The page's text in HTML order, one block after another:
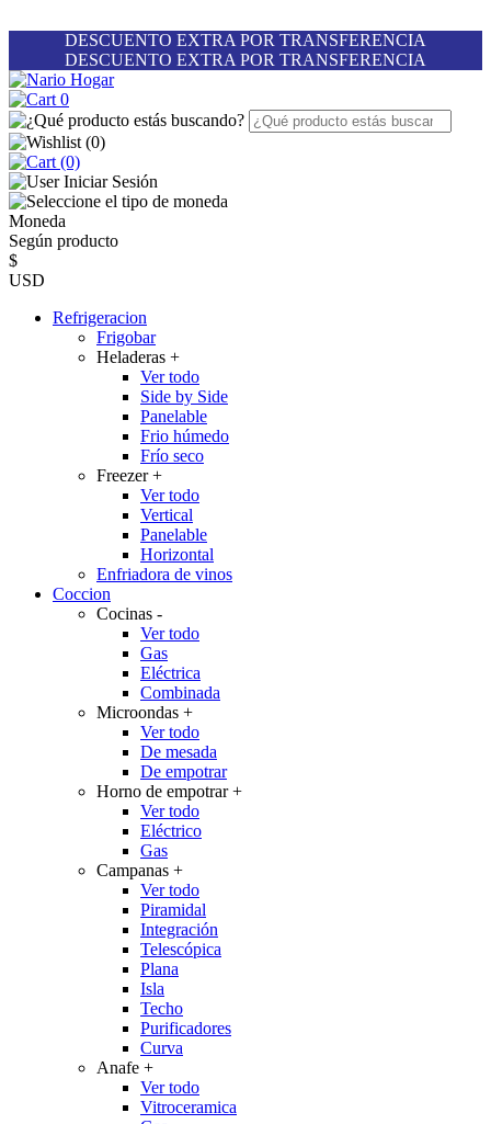
DESCUENTO EXTRA POR TRANSFERENCIA
DESCUENTO EXTRA POR TRANSFERENCIA
0
(0)
(0)
Iniciar Sesión
Moneda
Según producto
$
USD
Refrigeracion
Frigobar
Heladeras +
Ver todo
Side by Side
Panelable
Frio húmedo
Frío seco
Freezer+
Ver todo
Vertical
Panelable
Horizontal
Enfriadora de vinos
Coccion
Cocinas -
Ver todo
Gas
Eléctrica
Combinada
Microondas +
Ver todo
De mesada
De empotrar
Horno de empotrar+
Ver todo
Eléctrico
Gas
Campanas +
Ver todo
Piramidal
Integración
Telescópica
Plana
Isla
Techo
Purificadores
Curva
Anafe +
Ver todo
Vitroceramica